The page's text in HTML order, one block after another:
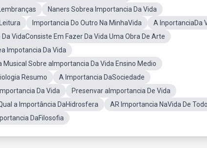
Naners Sobrea Importancia Da Vida
Importancia Do Outro Na MinhaVida
A InportanciaDa
VidaConsiste Em Fazer Da Vida Uma Obra De Arte
Impotancia Da Vida
Musical Sobre aImportancia Da Vida Ensino Medio
Resumo
A Importancia DaSociedade
Da Vida
Presenvar aImportancia De Vida
a Importância DaHidrosfera
AR Importancia NaVida De
DaFilosofia